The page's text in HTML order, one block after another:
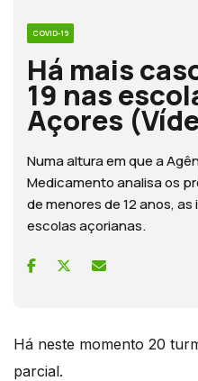
COVID-19
Há mais
19 nas
Açores
Numa altura em que a
Medicamento analisa os
de menores de 12 anos,
escolas açorianas.
Há neste momento 20
parcial.